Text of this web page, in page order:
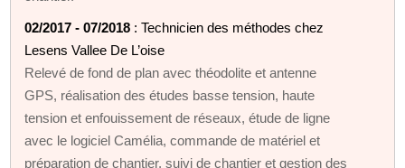
02/2017 - 07/2018 : Technicien des méthodes chez
Lesens Vallee De L’oise
Relevé de fond de plan avec théodolite et antenne
GPS, réalisation des études basse tension, haute
tension et enfouissement de réseaux, étude de ligne
avec le logiciel Camélia, commande de matériel et
préparation de chantier, suivi de chantier et gestion des